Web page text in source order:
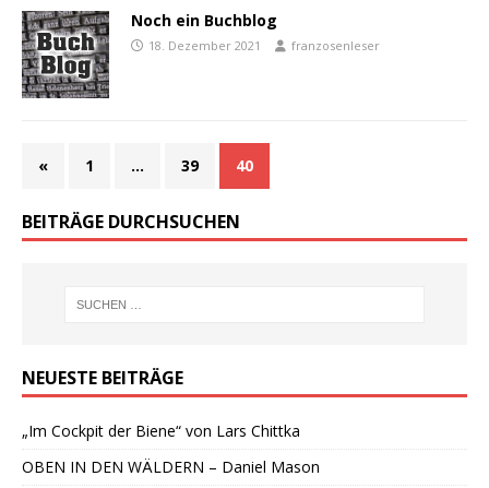
Noch ein Buchblog
18. Dezember 2021 franzosenleser
« 1 … 39 40
BEITRÄGE DURCHSUCHEN
NEUESTE BEITRÄGE
„Im Cockpit der Biene“ von Lars Chittka
OBEN IN DEN WÄLDERN – Daniel Mason